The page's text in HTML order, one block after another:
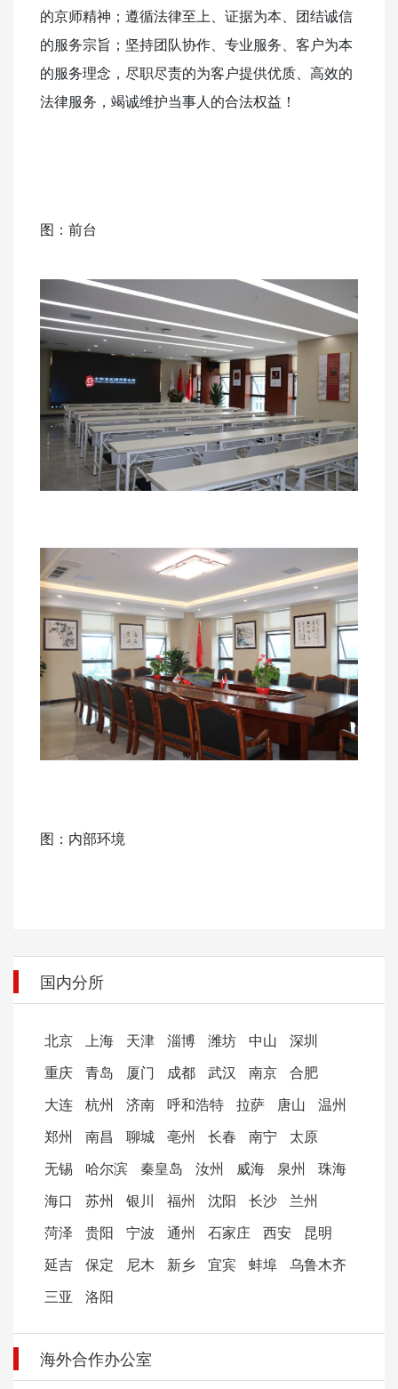
的京师精神；遵循法律至上、证据为本、团结诚信
的服务宗旨；坚持团队协作、专业服务、客户为本
的服务理念，尽职尽责的为客户提供优质、高效的
法律服务，竭诚维护当事人的合法权益！
图：前台
图：内部环境
国内分所
北京 上海 天津 淄博 潍坊 中山
深圳
重庆
青岛 厦门 成都 武汉 南京
合肥
大连
杭州 济南 呼和浩特 拉萨 唐山
温州
郑州
南昌 聊城 亳州 长春 南宁
太原
无锡
哈尔滨 秦皇岛 汝州 威海 泉州
珠海
海口
苏州 银川 福州 沈阳 长沙
兰州
菏泽
贵阳 宁波 通州 石家庄 西安
昆明
延吉
保定 尼木 新乡 宜宾 蚌埠
乌鲁木齐
三亚
洛阳
海外合作办公室